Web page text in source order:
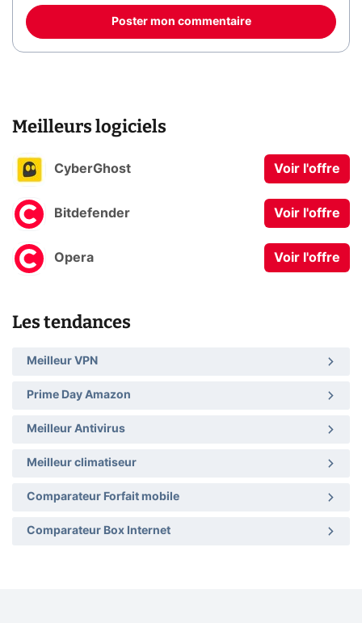
Poster mon commentaire
Meilleurs logiciels
CyberGhost Voir l'offre
Bitdefender Voir l'offre
Opera Voir l'offre
Les tendances
Meilleur VPN
Prime Day Amazon
Meilleur Antivirus
Meilleur climatiseur
Comparateur Forfait mobile
Comparateur Box Internet